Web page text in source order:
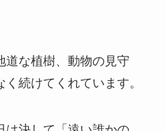
道な植樹、動物の見守
続けてくれています。